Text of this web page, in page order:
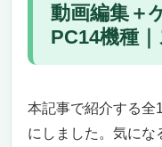
動画編集＋
PC14機種
本記事で紹介する全
にしました。気にな